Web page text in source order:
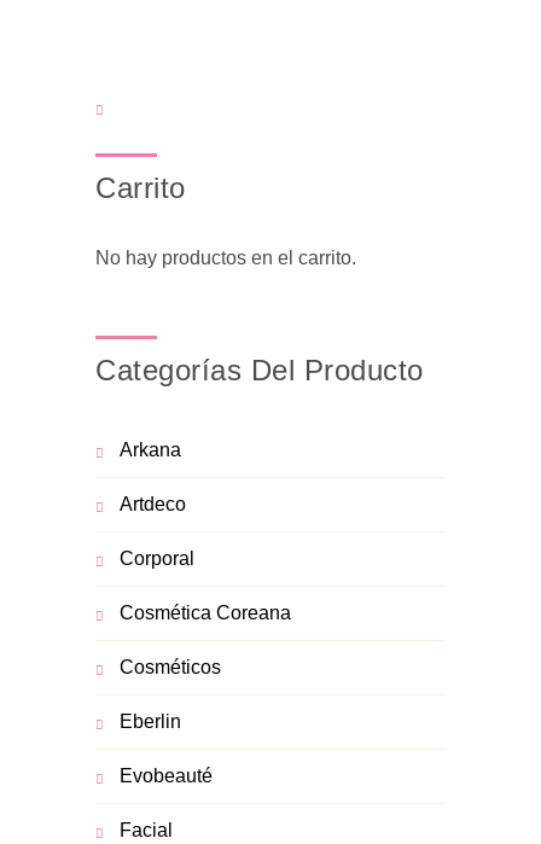
Carrito
No hay productos en el carrito.
Categorías Del Producto
Arkana
Artdeco
Corporal
Cosmética Coreana
Cosméticos
Eberlin
Evobeauté
Facial